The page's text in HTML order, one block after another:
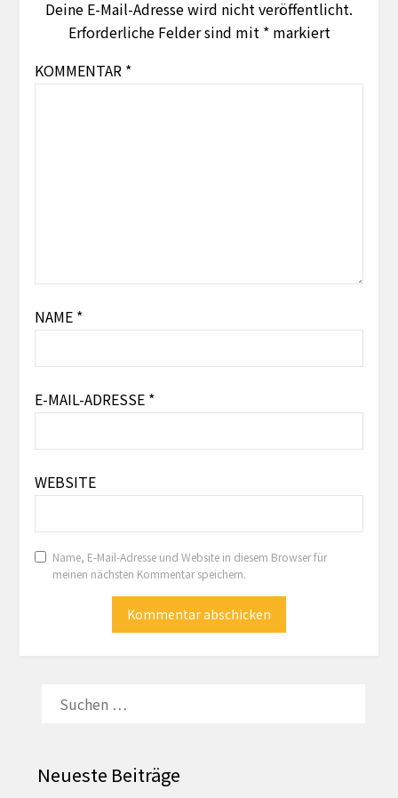
Deine E-Mail-Adresse wird nicht veröffentlicht.
Erforderliche Felder sind mit *markiert
KOMMENTAR *
NAME *
E-MAIL-ADRESSE *
WEBSITE
Name, E-Mail-Adresse und Website in diesem Browser für
meinen nächsten Kommentar speichern.
NACH:
Neueste Beiträge